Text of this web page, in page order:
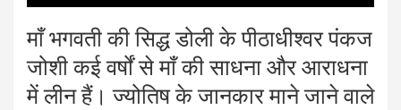
माँ भगवती की सिद्ध डोली के पीठाधीश्वर पंकज
जोशी कई वर्षों से माँ की साधना और आराधना
में लीन हैं। ज्योतिष के जानकार माने जाने वाले